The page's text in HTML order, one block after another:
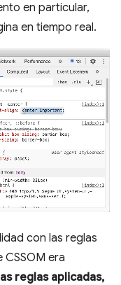
en particular,
en tiempo real.
con las reglas
CSSOM era
reglas aplicadas,